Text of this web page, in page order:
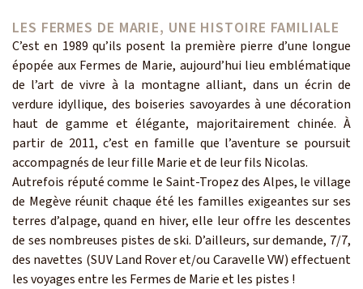
LES FERMES DE MARIE, UNE HISTOIRE FAMILIALE
C’est en 1989 qu’ils posent la première pierre d’une longue
épopée aux Fermes de Marie, aujourd’hui lieu emblématique
de l’art de vivre à la montagne alliant, dans un écrin de
verdure idyllique, des boiseries savoyardes à une décoration
haut de gamme et élégante, majoritairement chinée. À
partir de 2011, c’est en famille que l’aventure se poursuit
accompagnés de leur fille Marie et de leur fils Nicolas.
Autrefois réputé comme le Saint-Tropez des Alpes, le village
de Megève réunit chaque été les familles exigeantes sur ses
terres d’alpage, quand en hiver, elle leur offre les descentes
de ses nombreuses pistes de ski. D’ailleurs, sur demande, 7/7,
des navettes (SUV Land Rover et/ou Caravelle VW) effectuent
les voyages entre les Fermes de Marie et les pistes !